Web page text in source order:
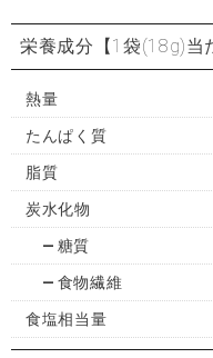
栄養成分 【1袋(18g)当
熱量
たんぱく質
脂質
炭水化物
糖質
食物繊維
食塩相当量